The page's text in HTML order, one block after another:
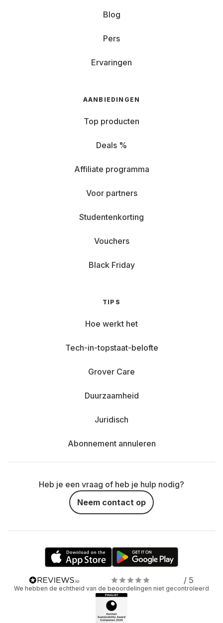
Blog
Pers
Ervaringen
AANBIEDINGEN
Top producten
Deals %
Affiliate programma
Voor partners
Studentenkorting
Vouchers
Black Friday
TIPS
Hoe werkt het
Tech-in-topstaat-belofte
Grover Care
Duurzaamheid
Juridisch
Abonnement annuleren
Heb je een vraag of heb je hulp nodig?
Neem contact op
/ 5
We hebben de echtheid van de beoordelingen niet gecontroleerd